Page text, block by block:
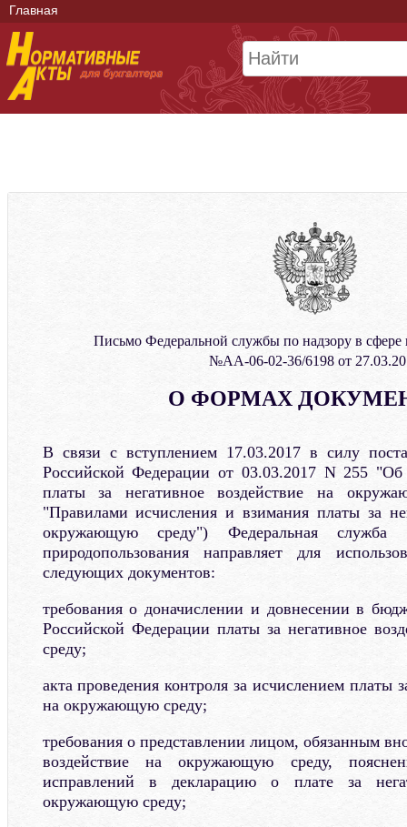
Главная
Письмо Федеральной службы по надзору в сфере
№АА-06-02-36/6198 от
О ФОРМАХ
В связи с вступлением 17.03.2017 в силу
Российской Федерации от 03.03.2017 N 255
платы за негативное воздействие на
"Правилами исчисления и взимания платы за
окружающую среду") Федеральная
природопользования направляет для
следующих документов:
требования о доначислении и довнесении в
Российской Федерации платы за негативное
среду;
акта проведения контроля за исчислением платы
на окружающую среду;
требования о представлении лицом, обязанным
воздействие на окружающую среду,
исправлений в декларацию о плате за
окружающую среду;